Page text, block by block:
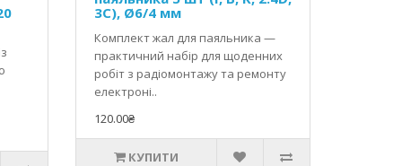
тривалого безперервного використання.
безпечнішим. Термоплатформи (MECHANIC iX5
зменшує ризик пошкоджень і спрощує
наконечники, дріт і підставка. Це оптимальний
3C), Ø6/4 мм
Комплект жал для паяльника —
практичний набір для щоденних
робіт з радіомонтажу та ремонту
електроні..
120.00₴
КУПИТИ